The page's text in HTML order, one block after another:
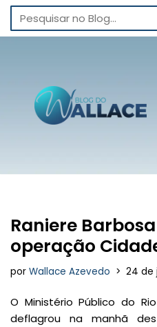
Pular
conteúdo
Raniere
operação
por Wallace Azevedo 24 de
O Ministério Público do
deflagrou na manhã